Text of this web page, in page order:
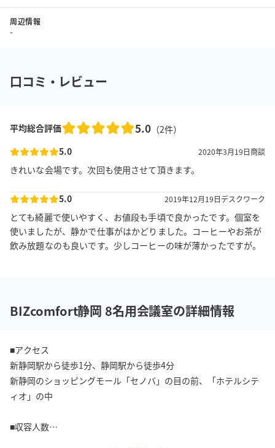
周辺情報
-
口コミ・レビュー
平均総合評価 5.0（2件）
5.0
2020年3月19日商談
きれいな会場です。次回も使用させて頂きます。
5.0 2019年12月19日デスクワーク
とても綺麗で使いやすく、お値段も手頃で良かったです。個室を
使いましたが、静かで仕事がはかどりました。コーヒーやお茶が
飲み放題なのも良いです。少しコーヒーの味が薄かったですが。
BIZcomfort静岡 8名用会議室の詳細情報
■アクセス
新静岡駅から徒歩1分、静岡駅から徒歩4分
新静岡のショッピングモール「セノバ」の目の前、「ホテルシテ
ィオ」の中
■収容人数